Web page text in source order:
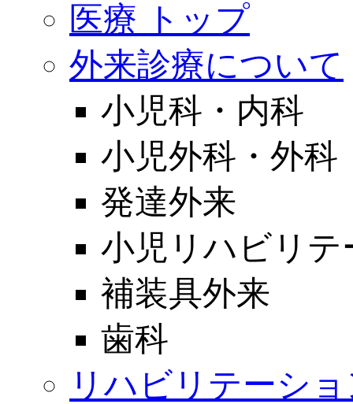
医療 トップ
外来診療について
小児科・内科
小児外科・外科
発達外来
小児リハビリ
補装具外来
歯科
リハビリテーシ